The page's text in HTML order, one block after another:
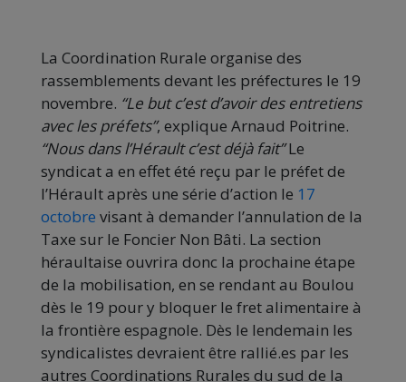
La Coordination Rurale organise des
rassemblements devant les préfectures le 19
novembre. “Le but c’est d’avoir des entretiens
avec les préfets”, explique Arnaud Poitrine.
“Nous dans l’Hérault c’est déjà fait”Le
syndicat a en effet été reçu par le préfet de
l’Hérault après une série d’action le 17
octobre visant à demander l’annulation de la
Taxe sur le Foncier Non Bâti. La section
héraultaise ouvrira donc la prochaine étape
de la mobilisation, en se rendant au Boulou
dès le 19 pour y bloquer le fret alimentaire à
la frontière espagnole. Dès le lendemain les
syndicalistes devraient être rallié.es par les
autres Coordinations Rurales du sud de la